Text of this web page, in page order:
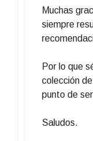
Muchas
siempre
Por lo que
colección
punto de
Saludos.